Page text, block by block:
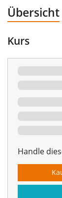
Übersicht
Kurs
Handle